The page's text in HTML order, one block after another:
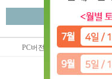
PC버전 상점정
(